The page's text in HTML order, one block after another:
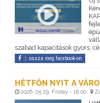
szabad kapacitások gyors,
ossza meg facebook-on
HÉTFŐN NYIT A
2026. 05 29. Friday - 18:00